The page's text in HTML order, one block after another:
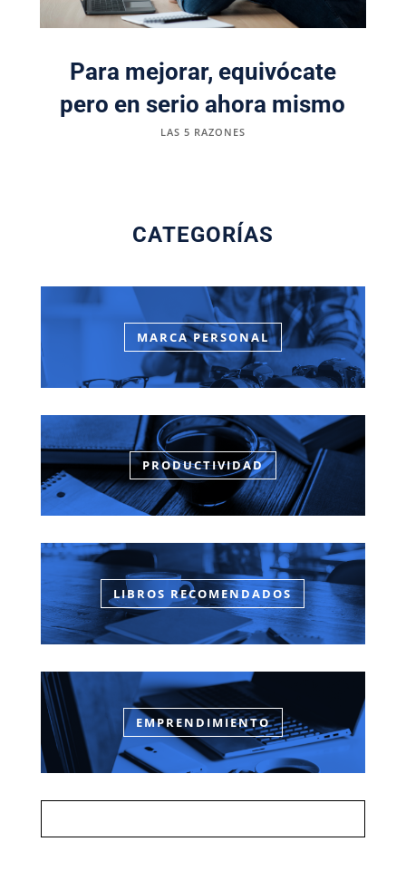
Para mejorar, equivócate
pero en serio ahora mismo
LAS 5 RAZONES
CATEGORÍAS
MARCA PERSONAL
PRODUCTIVIDAD
LIBROS RECOMENDADOS
EMPRENDIMIENTO